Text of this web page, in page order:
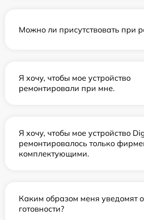
Можно ли присутствовать при
Я хочу, чтобы мое устройство
ремонтировали при мне.
Я хочу, чтобы мое устройство
ремонтировалось только
комплектующими.
Каким образом меня уведомят о
готовности?